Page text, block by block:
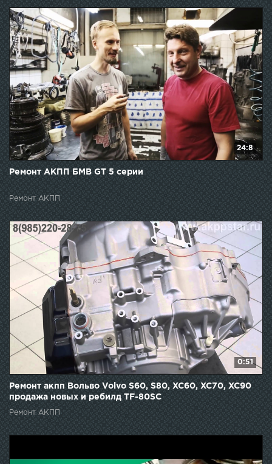
24:8
Ремонт АКПП БМВ GT 5 серии
Ремонт АКПП
0:51
Ремонт акпп Вольво Volvo S60, S80, XC60, XC70, XC90
продажа новых и ребилд TF-80SC
Ремонт АКПП